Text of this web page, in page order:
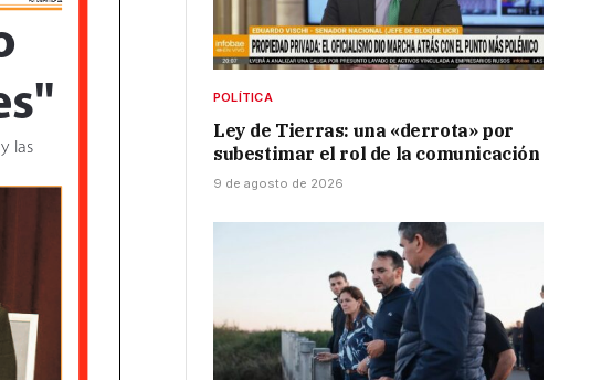
POLÍTICA
Ley de Tierras: una «derrota» por
subestimar el rol de la comunicación
9 de agosto de 2026